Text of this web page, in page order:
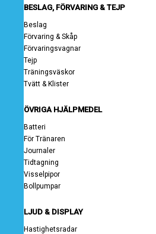
BESLAG, FÖRVARING & TEJP
Beslag
Förvaring & Skåp
Förvaringsvagnar
Tejp
Träningsväskor
Tvätt & Klister
ÖVRIGA HJÄLPMEDEL
Batteri
För Tränaren
Journaler
Tidtagning
Visselpipor
Bollpumpar
LJUD & DISPLAY
Hastighetsradar